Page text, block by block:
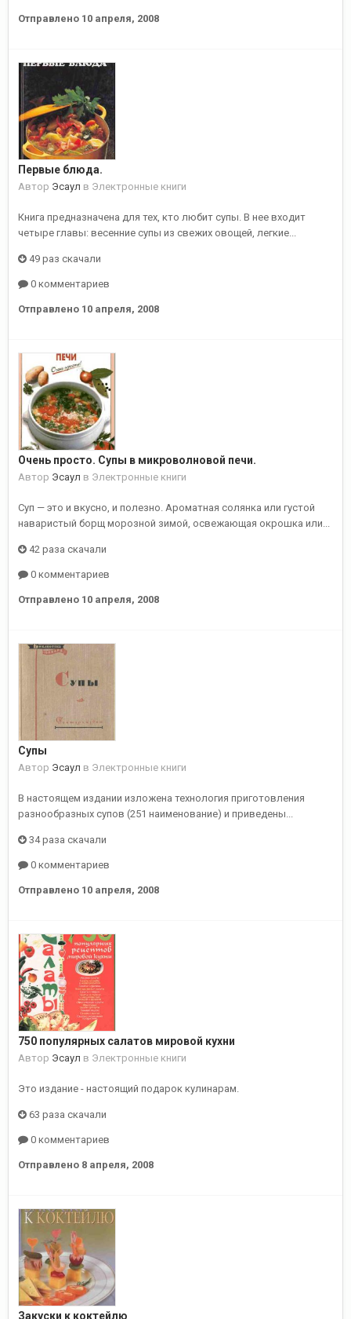
Отправлено 10 апреля, 2008
Первые блюда.
Автор Эсаул в Электронные книги
Книга предназначена для тех, кто любит супы. В нее входит
четыре главы: весенние супы из свежих овощей, легкие...
49 раз скачали
0 комментариев
Отправлено 10 апреля, 2008
Очень просто. Супы в микроволновой печи.
Автор Эсаул в Электронные книги
Суп — это и вкусно, и полезно. Ароматная солянка или густой
наваристый борщ морозной зимой, освежающая окрошка или...
42 раза скачали
0 комментариев
Отправлено 10 апреля, 2008
Супы
Автор Эсаул в Электронные книги
В настоящем издании изложена технология приготовления
разнообразных супов (251 наименование) и приведены...
34 раза скачали
0 комментариев
Отправлено 10 апреля, 2008
750 популярных салатов мировой кухни
Автор Эсаул в Электронные книги
Это издание - настоящий подарок кулинарам.
63 раза скачали
0 комментариев
Отправлено 8 апреля, 2008
Закуски к коктейлю